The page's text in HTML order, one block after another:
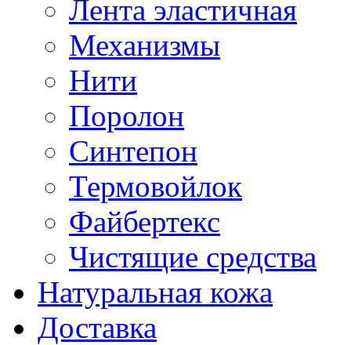
Лента эластичная
Механизмы
Нити
Поролон
Синтепон
Термовойлок
Файбертекс
Чистящие средства
Натуральная кожа
Доставка